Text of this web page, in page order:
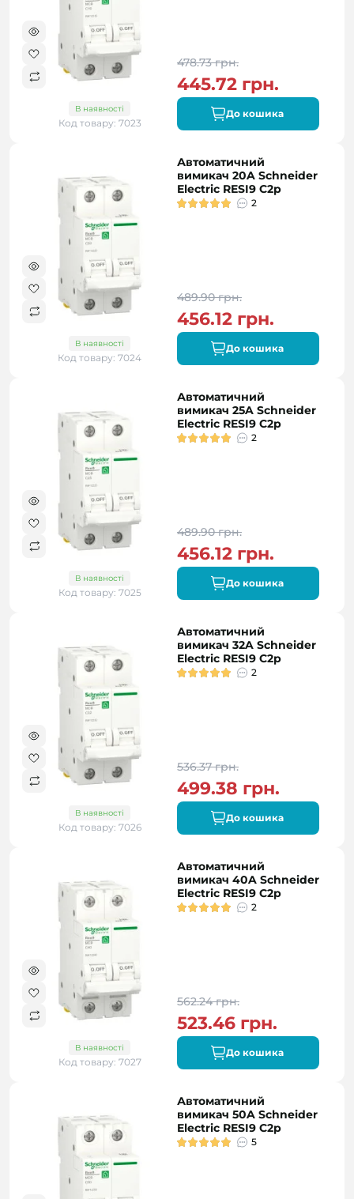
В наявності
Код товару: 7023
478.73 грн.
445.72 грн.
До кошика
В наявності
Код товару: 7024
Автоматичний
вимикач 20A Schneider
Electric RESI9 C2р
2
489.90 грн.
456.12 грн.
До кошика
В наявності
Код товару: 7025
Автоматичний
вимикач 25A Schneider
Electric RESI9 C2р
2
489.90 грн.
456.12 грн.
До кошика
В наявності
Код товару: 7026
Автоматичний
вимикач 32A Schneider
Electric RESI9 C2р
2
536.37 грн.
499.38 грн.
До кошика
В наявності
Код товару: 7027
Автоматичний
вимикач 40A Schneider
Electric RESI9 C2р
2
562.24 грн.
523.46 грн.
До кошика
Автоматичний
вимикач 50A Schneider
Electric RESI9 C2р
5